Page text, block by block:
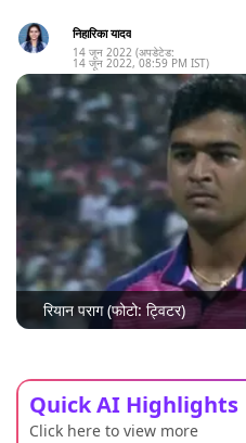
निहारिका यादव
14 जून 2022 (अपडेटेड:
14 जून 2022, 08:59 PM IST)
रियान पराग (फोटो: ट्विटर)
Quick AI Highlights
Click here to view more